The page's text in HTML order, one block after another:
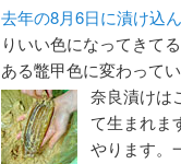
去年の8月6日に漬け込
りいい色になってきて
ある鼈甲色に変わってい
奈良漬けは
て生まれま
やります。